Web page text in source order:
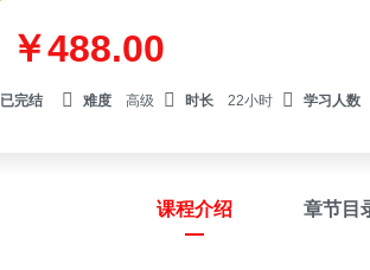
￥488.00
已完结 难度 高级 时长 22小时 学习人数
课程介绍 章节目